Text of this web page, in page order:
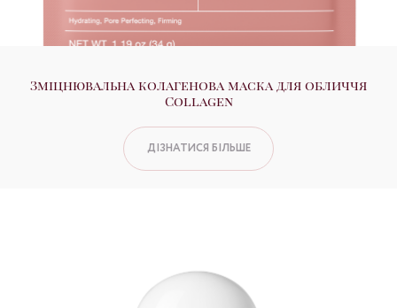
Зміцнювальна колагенова маска для обличчя
Collagen
ДІЗНАТИСЯ БІЛЬШЕ